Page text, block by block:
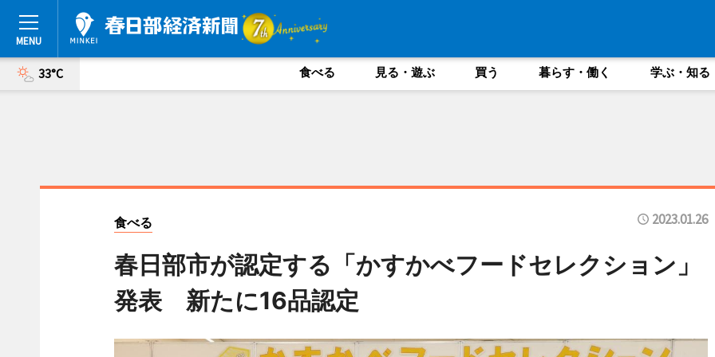
33°C 食べる 見る・遊ぶ 買う 暮らす・働く 学ぶ・知る
食べる 2023.01.26
春日部市が認定する「かすかべフードセレクション」
発表 新たに16品認定